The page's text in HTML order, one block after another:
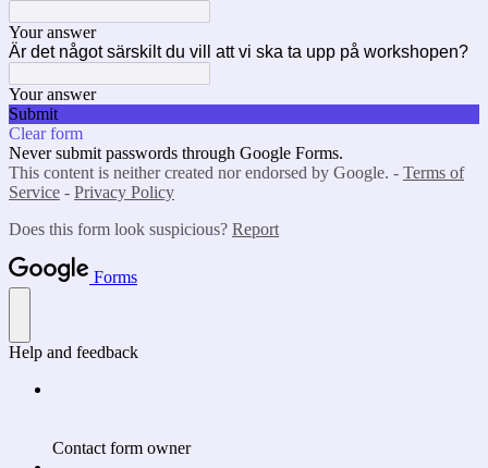
Your answer
Är det något särskilt du vill att vi ska ta upp på workshopen?
Your answer
Submit
Clear form
Never submit passwords through Google Forms.
This content is neither created nor endorsed by Google. - Terms of
Service - Privacy Policy
Does this form look suspicious? Report
Forms
Help and feedback
Contact form owner